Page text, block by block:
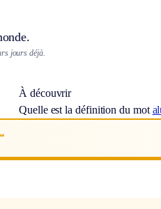
jours déjà.
À découvrir
Quelle est la définition du mot